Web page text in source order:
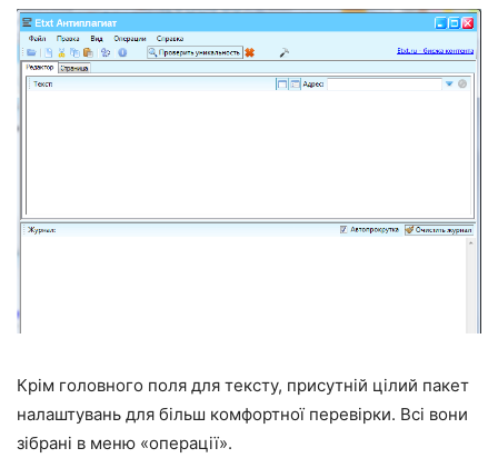
Крім головного поля для тексту, присутній цілий пакет
налаштувань для більш комфортної перевірки. Всі вони
зібрані в меню «операції».